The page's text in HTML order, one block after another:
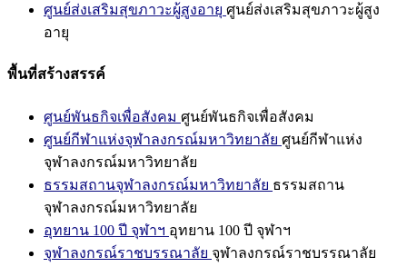
ศูนย์ส่งเสริมสุขภาวะผู้สูงอายุ ศูนย์ส่งเสริมสุขภาวะผู้สูง
อายุ
พื้นที่สร้างสรรค์
ศูนย์พันธกิจเพื่อสังคม ศูนย์พันธกิจเพื่อสังคม
ศูนย์กีฬาแห่งจุฬาลงกรณ์มหาวิทยาลัย ศูนย์กีฬาแห่ง
จุฬาลงกรณ์มหาวิทยาลัย
ธรรมสถานจุฬาลงกรณ์มหาวิทยาลัย ธรรมสถาน
จุฬาลงกรณ์มหาวิทยาลัย
อุทยาน 100 ปี จุฬาฯ อุทยาน 100 ปี จุฬาฯ
จุฬาลงกรณ์ราชบรรณาลัย จุฬาลงกรณ์ราชบรรณาลัย